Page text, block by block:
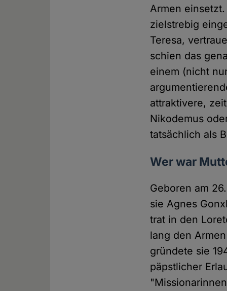
Armen
zielstrebig
Teresa,
schien das
einem (nicht
attraktivere,
Nikodemus
tatsächlich als
Wer war
Geboren am
sie Agnes
trat in den
lang den
gründete sie
päpstlicher